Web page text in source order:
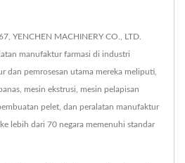
YENCHEN MACHINERY CO., LTD.
manufaktur farmasi di industri
dan pemrosesan utama mereka meliputi,
mesin ekstrusi, mesin pelapisan
pelet, dan peralatan manufaktur
lebih dari 70 negara memenuhi standar